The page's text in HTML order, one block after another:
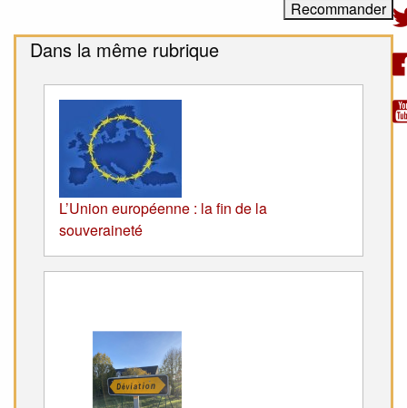
Dans la même rubrique
L’Union européenne : la fin de la
souveraineté